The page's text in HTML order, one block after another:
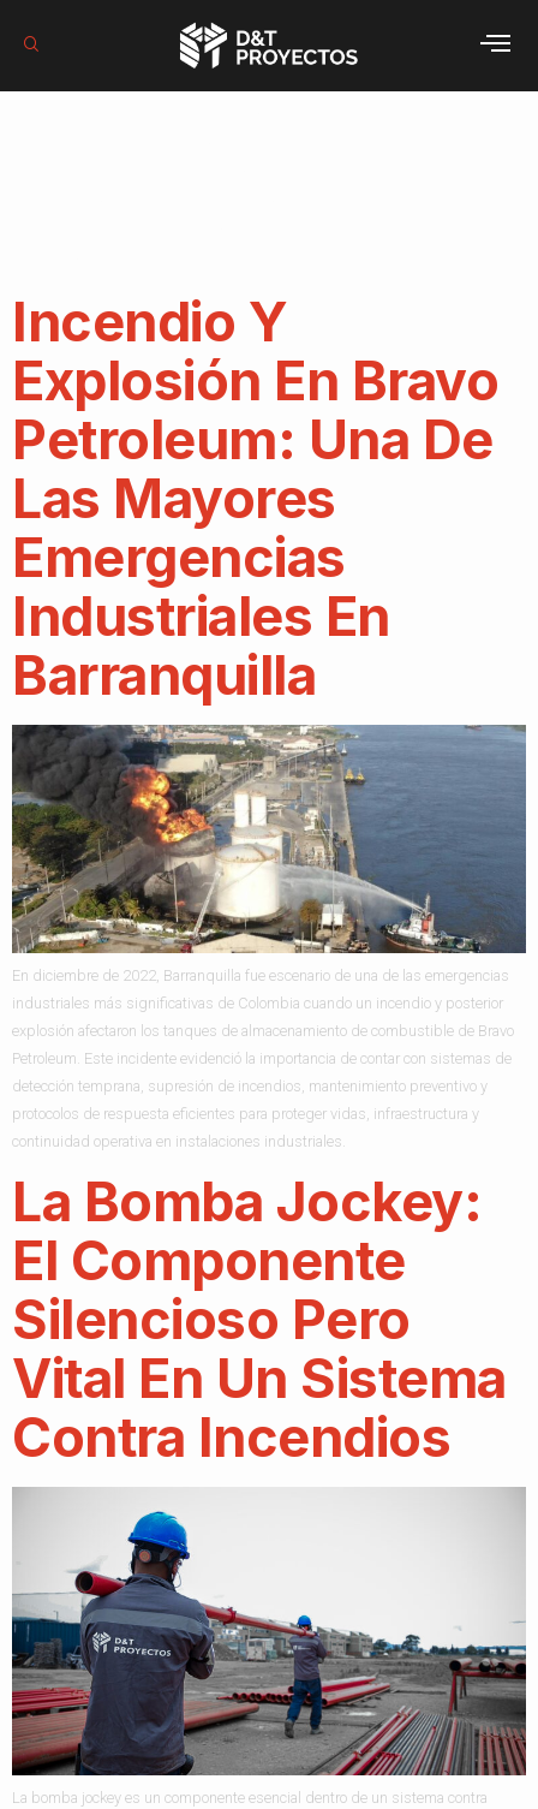
Incendio Y
Explosión En Bravo
Petroleum: Una De
Las Mayores
Emergencias
Industriales En
Barranquilla
En diciembre de 2022, Barranquilla fue escenario de una de las emergencias
industriales más significativas de Colombia cuando un incendio y posterior
explosión afectaron los tanques de almacenamiento de combustible de Bravo
Petroleum. Este incidente evidenció la importancia de contar con sistemas de
detección temprana, supresión de incendios, mantenimiento preventivo y
protocolos de respuesta eficientes para proteger vidas, infraestructura y
continuidad operativa en instalaciones industriales.
La Bomba Jockey:
El Componente
Silencioso Pero
Vital En Un Sistema
Contra Incendios
La bomba jockey es un componente esencial dentro de un sistema contra